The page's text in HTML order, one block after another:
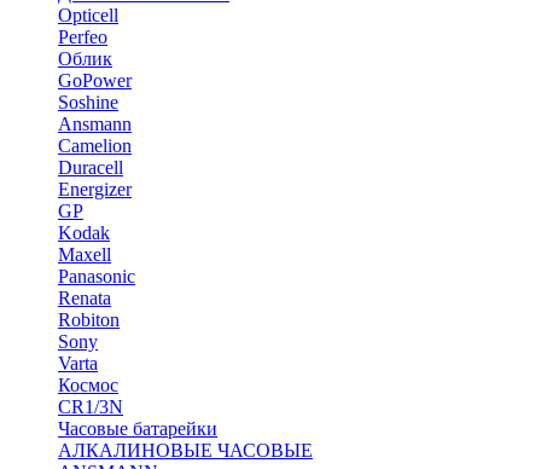
Opticell
Perfeo
Облик
GoPower
Soshine
Ansmann
Camelion
Duracell
Energizer
GP
Kodak
Maxell
Panasonic
Renata
Robiton
Sony
Varta
Космос
CR1/3N
Часовые батарейки
АЛКАЛИНОВЫЕ ЧАСОВЫЕ